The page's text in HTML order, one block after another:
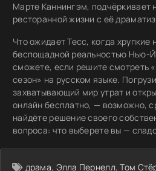
Марте Каннингэм, подчёркивает
ресторанной жизни с её
Что ожидает Тесс, когда хрупкие
беспощадной реальностью Нью-
сможете, если решите смотреть
сезон» на русском языке.
захватывающий мир утрат и
онлайн бесплатно, — возможно,
найдёте решение своего
вопроса: что выберете вы —
драма, Элла Пернелл,Том